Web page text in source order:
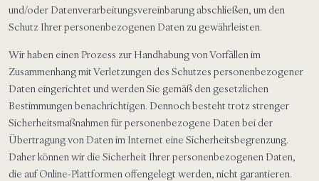
und/oder Datenverarbeitungsvereinbarung abschließen, um den
Schutz Ihrer personenbezogenen Daten zu gewährleisten.
Wir haben einen Prozess zur Handhabung von Vorfällen im
Zusammenhang mit Verletzungen des Schutzes personenbezogener
Daten eingerichtet und werden Sie gemäß den gesetzlichen
Bestimmungen benachrichtigen. Dennoch besteht trotz strenger
Sicherheitsmaßnahmen für personenbezogene Daten bei der
Übertragung von Daten im Internet eine Sicherheitsbegrenzung.
Daher können wir die Sicherheit Ihrer personenbezogenen Daten,
die auf Online-Plattformen offengelegt werden, nicht garantieren.